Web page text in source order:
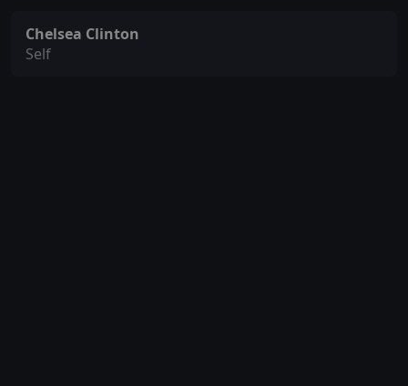
Chelsea Clinton
Self